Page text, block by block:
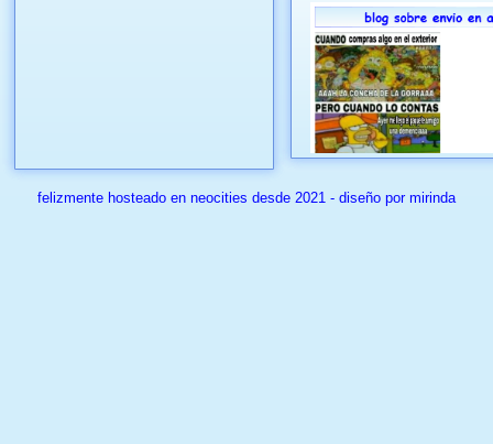
felizmente hosteado en neocities desde 2021 - diseño por mirinda